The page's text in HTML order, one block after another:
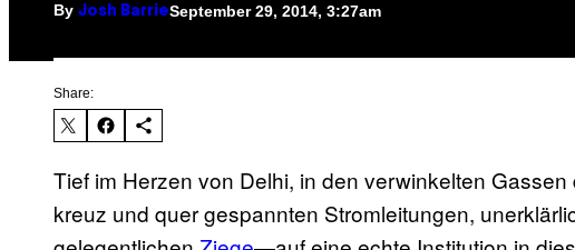
By Josh BarrieSeptember 29, 2014, 3:27am
Share:
Tief im Herzen von Delhi, in den verwinkelten
kreuz und quer gespannten Stromleitungen,